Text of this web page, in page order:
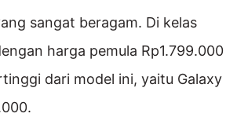
sangat beragam. Di kelas
harga pemula Rp1.799.000
dari model ini, yaitu Galaxy